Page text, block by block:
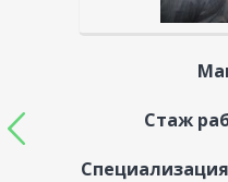
Стаж